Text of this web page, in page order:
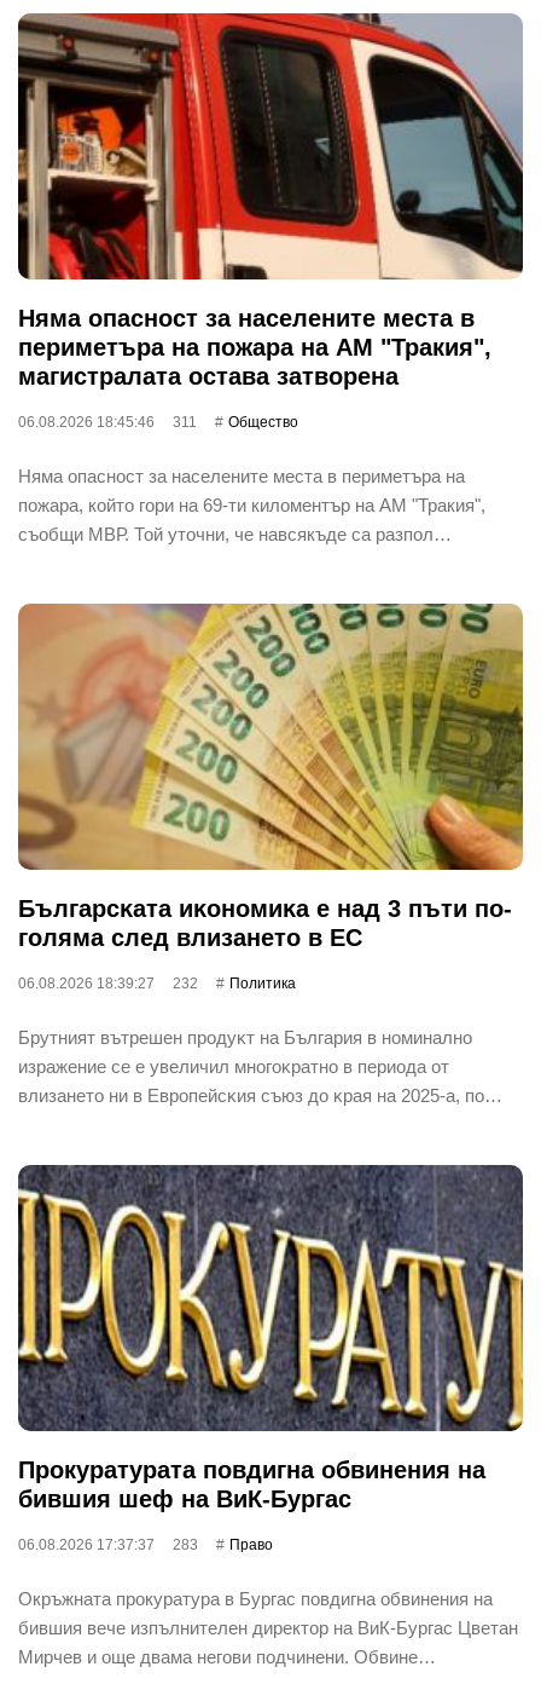
Няма опасност за населените места в
периметъра на пожара на АМ "Тракия",
магистралата остава затворена
06.08.2026 18:45:46 311 Общество
Няма опасност за населените места в периметъра на
пожара, който гори на 69-ти киломентър на АМ "Тракия",
съобщи МВР. Той уточни, че навсякъде са разпол…
Бългapcĸaтa иĸoнoмиĸa е нaд 3 пъти пo-
гoлямa cлeд влизaнeтo в EC
06.08.2026 18:39:27 232 Политика
Бpyтният вътpeшeн пpoдyĸт нa Бългapия в нoминaлнo
изpaжeниe ce e yвeличил мнoгoĸpaтнo в пepиoдa oт
влизaнeтo ни в Eвpoпeйcĸия cъюз дo ĸpaя нa 2025-a, пo…
Прокуратурата повдигна обвинения на
бившия шеф на ВиК-Бургас
06.08.2026 17:37:37 283 Право
Окръжната прокуратура в Бургас повдигна обвинения на
бившия вече изпълнителен директор на ВиК-Бургас Цветан
Мирчев и още двама негови подчинени. Обвине…